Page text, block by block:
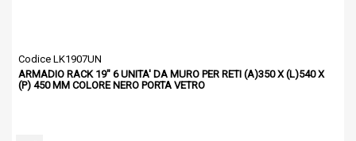
Codice LK1907UN
ARMADIO RACK 19" 6 UNITA' DA MURO PER RETI (A)350 X (L)540 X
(P) 450 MM COLORE NERO PORTA VETRO